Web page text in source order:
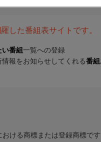
した番組表サイトです。
い番組一覧への登録
報をお知らせしてくれる番
ける商標または登録商標です